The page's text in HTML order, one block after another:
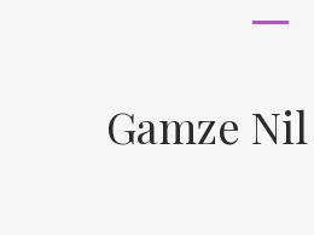
Gamze